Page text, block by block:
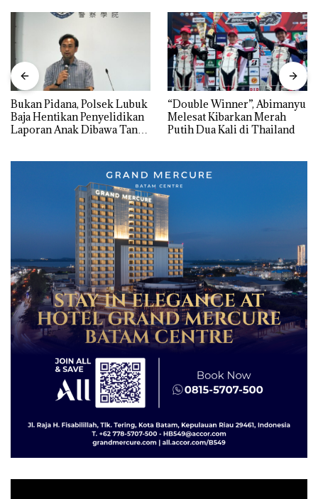
Bukan Pidana, Polsek Lubuk
Baja Hentikan Penyelidikan
Laporan Anak Dibawa Tanpa
“Double Winner”, Abimanyu
Melesat Kibarkan Merah
Putih Dua Kali di Thailand